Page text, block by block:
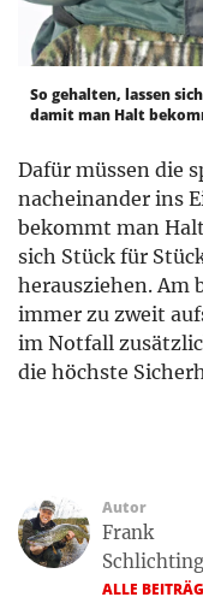
So gehalten, lassen
damit man Halt
Dafür müssen die
nacheinander ins
bekommt man
sich Stück für
herausziehen. Am
immer zu zweit
im Notfall
die höchste
Autor
Frank
Schlichting
ALLE